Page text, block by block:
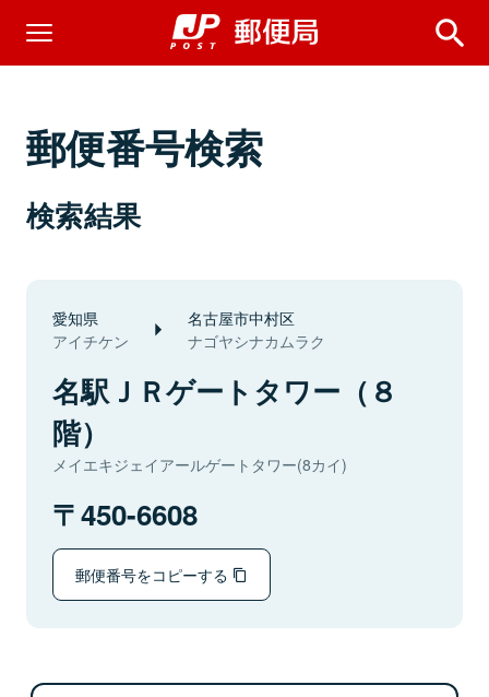
郵便番号検索
検索結果
愛知県
アイチケン
名古屋市中村区
ナゴヤシナカムラク
名駅ＪＲゲートタワー（８
階）
メイエキジェイアールゲートタワー(8カイ)
450-6608
郵便番号をコピーする